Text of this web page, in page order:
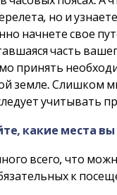
но и
начнете свое
часть
принять
земле. Слишком
учитывать
какие места
всего, что
к